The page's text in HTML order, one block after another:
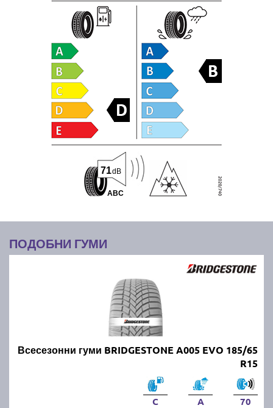
ABC
71dB
ПОДОБНИ ГУМИ
Всесезонни гуми BRIDGESTONE A005 EVO 185/65
R15
C A 70